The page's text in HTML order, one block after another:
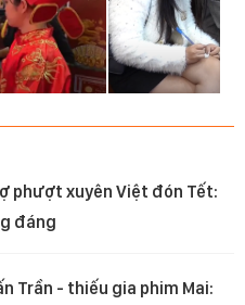
phượt xuyên Việt đón Tết:
đáng
Trần - thiếu gia phim Mai: